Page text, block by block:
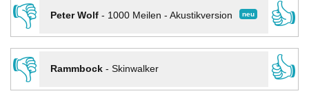
👎
neu
Peter Wolf- 1000 Meilen - Akustikversion
👍
👎
Rammbock- Skinwalker
👍